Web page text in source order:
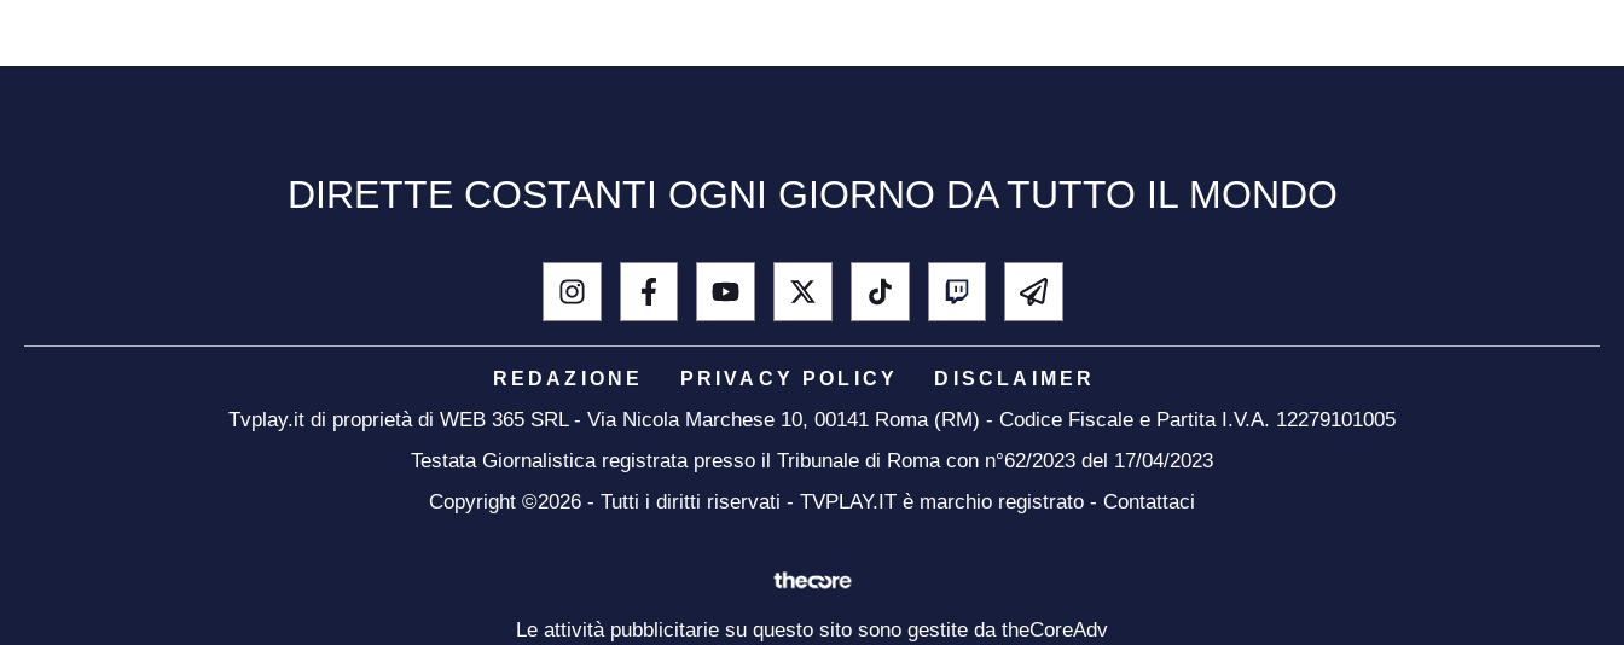
DIRETTE COSTANTI OGNI GIORNO DA TUTTO IL MONDO
REDAZIONE PRIVACY POLICY DISCLAIMER
Tvplay.it di proprietà di WEB 365 SRL - Via Nicola Marchese 10, 00141 Roma (RM) - Codice Fiscale e Partita I.V.A. 12279101005
Testata Giornalistica registrata presso il Tribunale di Roma con n°62/2023 del 17/04/2023
Copyright ©2026 - Tutti i diritti riservati - TVPLAY.IT è marchio registrato - Contattaci
Le attività pubblicitarie su questo sito sono gestite da theCoreAdv